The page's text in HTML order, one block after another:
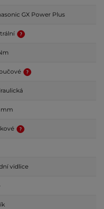
GX Power Plus
mm
vidlice